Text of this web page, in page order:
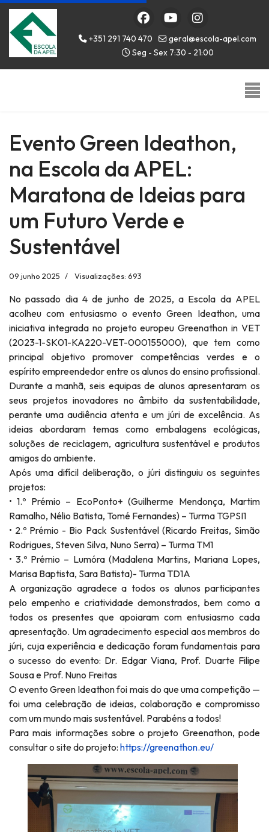
+351 291 740 470
geral@escola-apel.com
Seg - Sex 7:30 - 21:00
Evento Green Ideathon,
na Escola da APEL:
Maratona de Ideias para
um Futuro Verde e
Sustentável
09 junho 2025 Visualizações: 693
No passado dia 4 de junho de 2025, a Escola da APEL
acolheu com entusiasmo o evento Green Ideathon, uma
iniciativa integrada no projeto europeu Greenathon in VET
(2023-1-SK01-KA220-VET-000155000), que tem como
principal objetivo promover competências verdes e o
espírito empreendedor entre os alunos do ensino profissional.
Durante a manhã, seis equipas de alunos apresentaram os
seus projetos inovadores no âmbito da sustentabilidade,
perante uma audiência atenta e um júri de excelência. As
ideias abordaram temas como embalagens ecológicas,
soluções de reciclagem, agricultura sustentável e produtos
amigos do ambiente.
Após uma difícil deliberação, o júri distinguiu os seguintes
projetos:
• 1.º Prémio – EcoPonto+ (Guilherme Mendonça, Martim
Ramalho, Nélio Batista, Tomé Fernandes) – Turma TGPSI1
• 2.º Prémio - Bio Pack Sustentável (Ricardo Freitas, Simão
Rodrigues, Steven Silva, Nuno Serra) – Turma TM1
• 3.º Prémio – Lumóra (Madalena Martins, Mariana Lopes,
Marisa Baptista, Sara Batista)- Turma TD1A
A organização agradece a todos os alunos participantes
pelo empenho e criatividade demonstrados, bem como a
todos os presentes que apoiaram com entusiasmo cada
apresentação. Um agradecimento especial aos membros do
júri, cuja experiência e dedicação foram fundamentais para
o sucesso do evento: Dr. Edgar Viana, Prof. Duarte Filipe
Sousa e Prof. Nuno Freitas
O evento Green Ideathon foi mais do que uma competição —
foi uma celebração de ideias, colaboração e compromisso
com um mundo mais sustentável. Parabéns a todos!
Para mais informações sobre o projeto Greenathon, pode
consultar o site do projeto: https://greenathon.eu/